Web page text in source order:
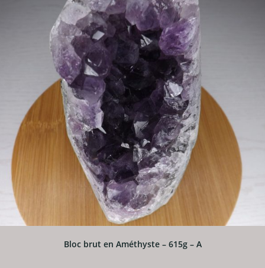
Bloc brut en Améthyste – 615g – A